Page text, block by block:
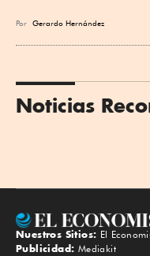
Por Gerardo Hernández
Noticias
Nuestros Sitios: El
Publicidad: Mediakit